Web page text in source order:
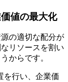
値の最大化
の適切な配分が
リソースを割い
からです。
を行い、企業価